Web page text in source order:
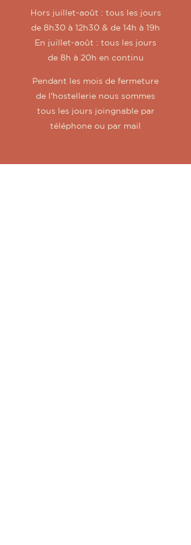
Hors juillet-août : tous les jours
de 8h30 à 12h30 & de 14h à 19h
En juillet-août : tous les jours
de 8h à 20h en continu
Pendant les mois de fermeture
de l'hostellerie nous sommes
tous les jours joingnable par
téléphone ou par mail